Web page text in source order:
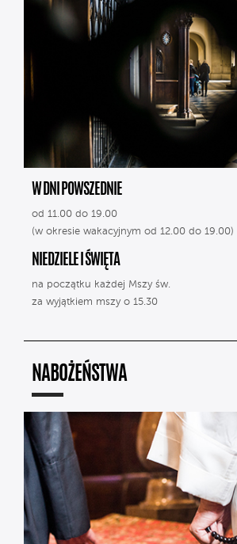
W DNI POWSZEDNIE
od 11.00 do 19.00
(w okresie wakacyjnym od 12.00 do 19.00)
NIEDZIELE I ŚWIĘTA
na początku każdej Mszy św.
za wyjątkiem mszy o 15.30
NABOŻEŃSTWA